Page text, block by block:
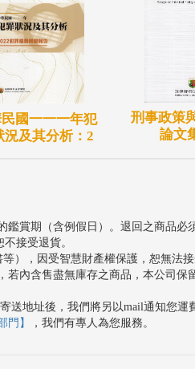
國一一一年犯
況及其分析：2
刑事政策
論文
賞期（含例假日）。退回之商品
接受退貨。
），因受智慧財產權保護，恕無法
內含售盡無庫存之商品，本公司
送地址後，我們將另以mail通知您
門】 ，我們有專人為您服務。